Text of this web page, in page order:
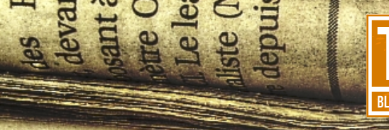
S
a
l
t
a
a
l
Liguria e Basso Piemonte